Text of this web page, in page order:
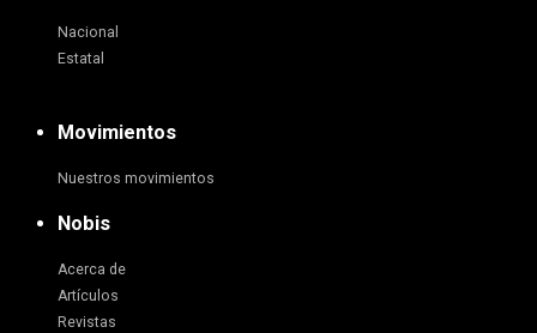
Nacional
Estatal
Movimientos
Nuestros movimientos
Nobis
Acerca de
Artículos
Revistas